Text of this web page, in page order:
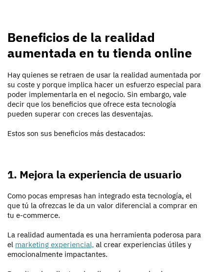
Beneficios de la realidad
aumentada en tu tienda online
Hay quienes se retraen de usar la realidad aumentada por
su coste y porque implica hacer un esfuerzo especial para
poder implementarla en el negocio. Sin embargo, vale
decir que los beneficios que ofrece esta tecnología
pueden superar con creces las desventajas.
Estos son sus beneficios más destacados:
1. Mejora la experiencia de usuario
Como pocas empresas han integrado esta tecnología, el
que tú la ofrezcas le da un valor diferencial a comprar en
tu e-commerce.
La realidad aumentada es una herramienta poderosa para
el marketing experiencial, al crear experiencias útiles y
emocionalmente impactantes.